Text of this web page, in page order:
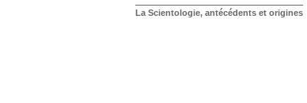
La Scientologie, antécédents et origines